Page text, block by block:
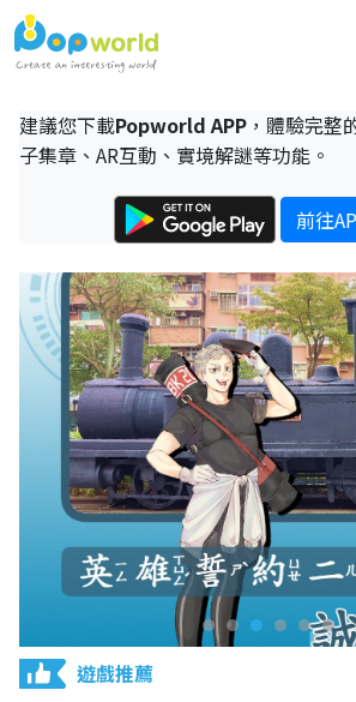
建議您下載Popworld APP ，體驗完整
子集章、AR互動、實境解謎等功能。
前往
遊戲推薦